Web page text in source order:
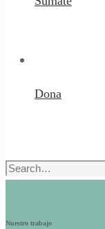
Dona
Search
Nuestro trabajo